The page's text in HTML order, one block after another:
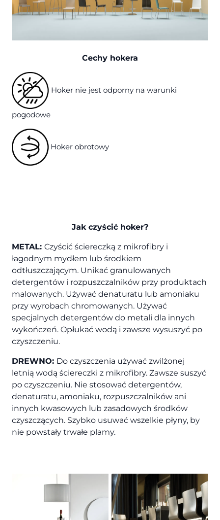
Cechy hokera
Hoker nie jest odporny na warunki
pogodowe
Hoker obrotowy
Jak czyścić hoker?
METAL: Czyścić ściereczką z mikrofibry i
łagodnym mydłem lub środkiem
odtłuszczającym. Unikać granulowanych
detergentów i rozpuszczalników przy produktach
malowanych. Używać denaturatu lub amoniaku
przy wyrobach chromowanych. Używać
specjalnych detergentów do metali dla innych
wykończeń. Opłukać wodą i zawsze wysuszyć po
czyszczeniu.
DREWNO: Do czyszczenia używać zwilżonej
letnią wodą ściereczki z mikrofibry. Zawsze suszyć
po czyszczeniu. Nie stosować detergentów,
denaturatu, amoniaku, rozpuszczalników ani
innych kwasowych lub zasadowych środków
czyszczących. Szybko usuwać wszelkie płyny, by
nie powstały trwałe plamy.